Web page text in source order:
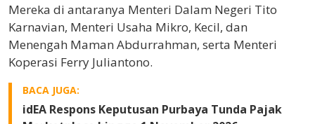
Mereka di antaranya Menteri Dalam Negeri Tito
Karnavian, Menteri Usaha Mikro, Kecil, dan
Menengah Maman Abdurrahman, serta Menteri
Koperasi Ferry Juliantono.
BACA JUGA:
idEA Respons Keputusan Purbaya Tunda Pajak